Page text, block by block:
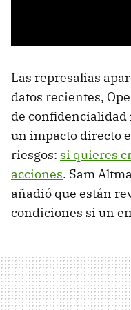
Las represalias
datos recientes,
de
un impacto directo
riesgos: si quieres
acciones. Sam
añadió que están
condiciones si un